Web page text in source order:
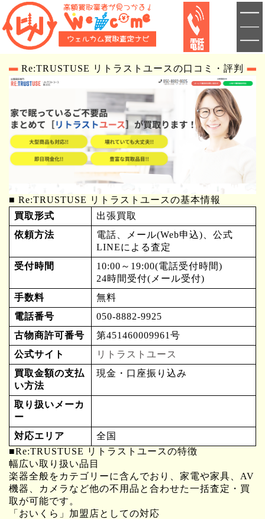
Re:TRUSTUSE リトラストユースの口コミ・評判
■ Re:TRUSTUSE リトラストユースの基本情報
買取形式
出張買取
依頼方法
電話、メール(Web申込)、公式
LINEによる査定
受付時間
10:00～19:00(電話受付時間)
24時間受付(メール受付)
手数料
無料
電話番号
050-8882-9925
古物商許可番号
第451460009961号
公式サイト
リトラストユース
買取金額の支払
い方法
現金・口座振り込み
取り扱いメーカ
ー
対応エリア
全国
■Re:TRUSTUSE リトラストユースの特徴
幅広い取り扱い品目
楽器全般をカテゴリーに含んでおり、家電や家具、AV
機器、カメラなど他の不用品と合わせた一括査定・買
取が可能です。
「おいくら」加盟店としての対応